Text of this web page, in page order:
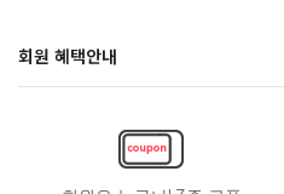
회원 혜택안내